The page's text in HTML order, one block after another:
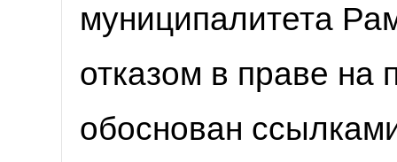
муниципалитета
отказом в праве на
обоснован